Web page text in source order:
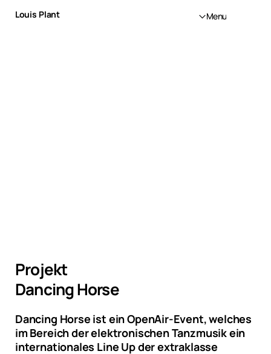
Menu
Louis Plant
Projekt
Dancing Horse
Dancing Horse ist ein OpenAir-Event, welches
im Bereich der elektronischen Tanzmusik ein
internationales Line Up der extraklasse